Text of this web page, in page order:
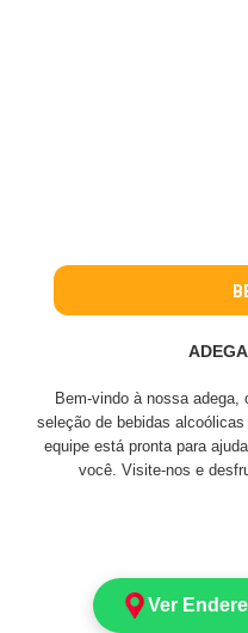
Bem-vindo à nossa adega,
seleção de bebidas
equipe está pronta para
você. Visite-nos e
Ver